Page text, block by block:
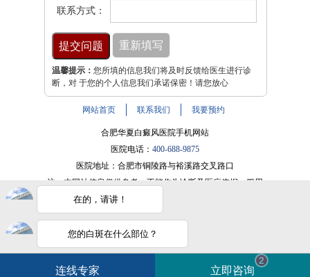
联系方式：
温馨提示： 您所填的信息我们将及时反馈给医生进行诊
断，对 于您的个人信息我们承诺保密！请您放心
网站首页 联系我们 我要预约
合肥华夏白癜风医院手机网站
医院电话： 400-688-9875
医院地址：合肥市铜陵路与裕溪路交叉路口
注：本网站信息仅供参考，不能作为诊断及医疗依据，服用
药物或进行治疗时请遵医嘱。如有转载或引用文章涉及版权
问题，请与我们联系。
皖ICP备16014022号-9
皖公网安备 34010202600947号
在的，请讲！
您的白斑在什么部位？
连线专家 立即咨询
2
白斑在线问医生 电话咨询 在线咨询